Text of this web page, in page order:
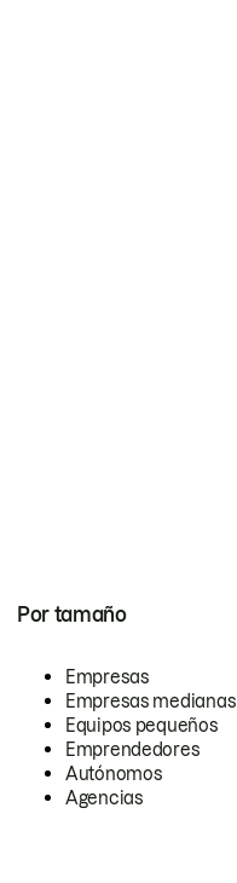
Por tamaño
Empresas
Empresas medianas
Equipos pequeños
Emprendedores
Autónomos
Agencias